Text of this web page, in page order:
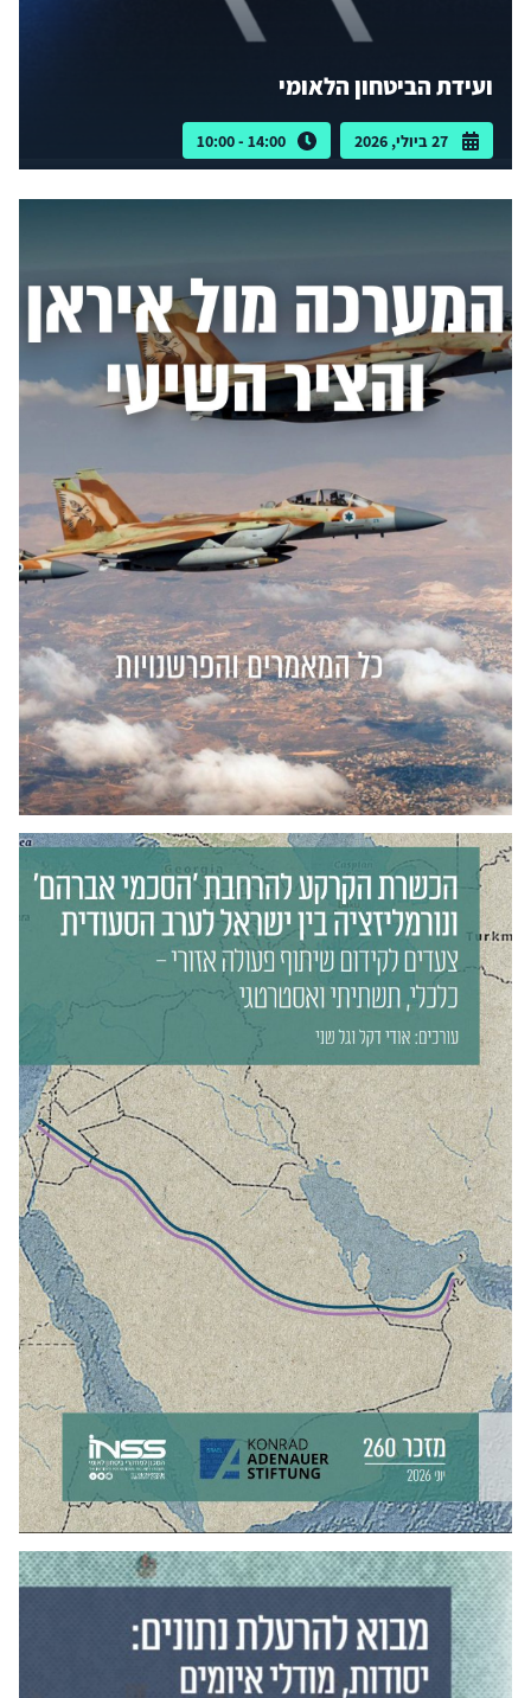
ועידת הביטחון הלאומי
27 ביולי, 2026 14:00 - 10:00